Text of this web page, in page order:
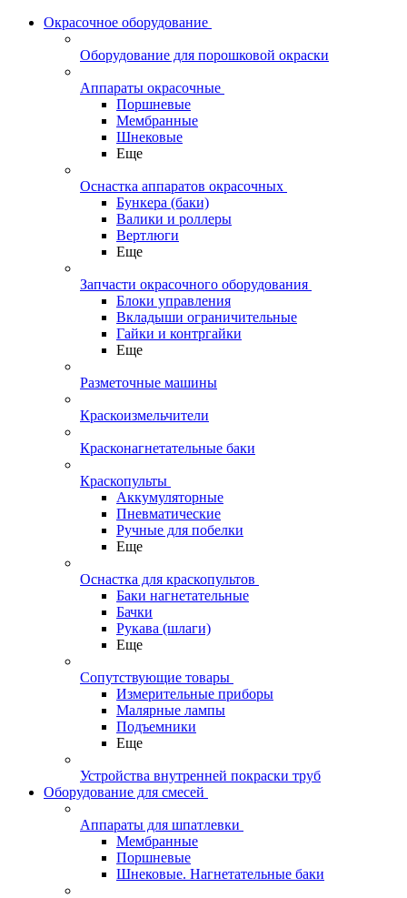
Окрасочное оборудование
Оборудование для порошковой окраски
Аппараты окрасочные
Поршневые
Мембранные
Шнековые
Еще
Оснастка аппаратов окрасочных
Бункера (баки)
Валики и роллеры
Вертлюги
Еще
Запчасти окрасочного оборудования
Блоки управления
Вкладыши ограничительные
Гайки и контргайки
Еще
Разметочные машины
Краскоизмельчители
Красконагнетательные баки
Краскопульты
Аккумуляторные
Пневматические
Ручные для побелки
Еще
Оснастка для краскопультов
Баки нагнетательные
Бачки
Рукава (шлаги)
Еще
Сопутствующие товары
Измерительные приборы
Малярные лампы
Подъемники
Еще
Устройства внутренней покраски труб
Оборудование для смесей
Аппараты для шпатлевки
Мембранные
Поршневые
Шнековые. Нагнетательные баки